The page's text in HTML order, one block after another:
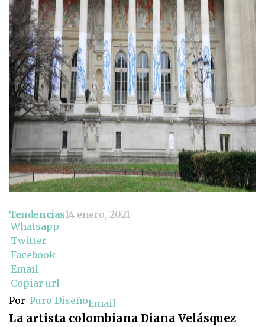
Tendencias14 enero, 2021
Whatsapp
Twitter
Facebook
Email
Copiar url
Por Puro DiseñoEmail
La artista colombiana Diana Velásquez